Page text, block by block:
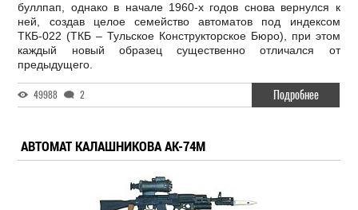
буллпап, однако в начале 1960-х годов снова вернулся к
ней, создав целое семейство автоматов под индексом
ТКБ-022 (ТКБ – Тульское Конструкторское Бюро), при этом
каждый новый образец существенно отличался от
предыдущего.
49988 2 Подробнее
АВТОМАТ КАЛАШНИКОВА АК-74М